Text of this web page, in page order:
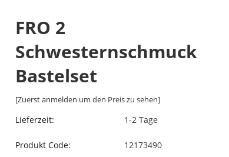
FRO 2
Schwesternschmuck
Bastelset
[Zuerst anmelden um den Preis zu sehen]
Lieferzeit: 1-2 Tage
Produkt Code: 12173490